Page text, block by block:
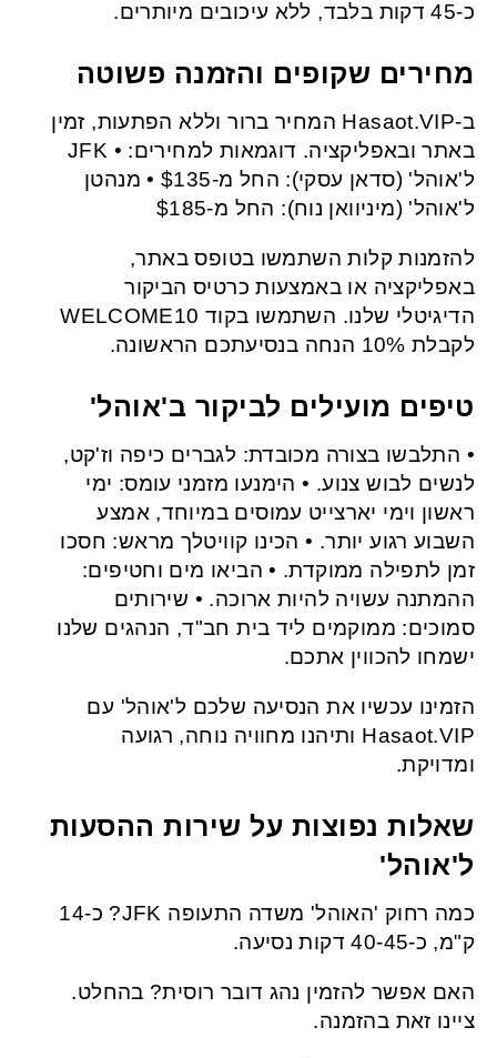
כ-45 דקות בלבד, ללא עיכובים מיותרים.
מחירים שקופים והזמנה פשוטה
ב-Hasaot.VIP המחיר ברור וללא הפתעות, זמין
באתר ובאפליקציה. דוגמאות למחירים: • JFK
ל'אוהל' (סדאן עסקי): החל מ-$135 • מנהטן
ל'אוהל' (מיניוואן נוח): החל מ-$185
להזמנות קלות השתמשו בטופס באתר,
באפליקציה או באמצעות כרטיס הביקור
הדיגיטלי שלנו. השתמשו בקוד WELCOME10
לקבלת 10% הנחה בנסיעתכם הראשונה.
טיפים מועילים לביקור ב'אוהל'
• התלבשו בצורה מכובדת: לגברים כיפה וז'קט,
לנשים לבוש צנוע. • הימנעו מזמני עומס: ימי
ראשון וימי יארצייט עמוסים במיוחד, אמצע
השבוע רגוע יותר. • הכינו קוויטלך מראש: חסכו
זמן לתפילה ממוקדת. • הביאו מים וחטיפים:
ההמתנה עשויה להיות ארוכה. • שירותים
סמוכים: ממוקמים ליד בית חב"ד, הנהגים שלנו
ישמחו להכווין אתכם.
הזמינו עכשיו את הנסיעה שלכם ל'אוהל' עם
Hasaot.VIP ותיהנו מחוויה נוחה, רגועה
ומדויקת.
שאלות נפוצות על שירות ההסעות
ל'אוהל'
כמה רחוק 'האוהל' משדה התעופה JFK? כ-14
ק"מ, כ-40-45 דקות נסיעה.
האם אפשר להזמין נהג דובר רוסית? בהחלט.
ציינו זאת בהזמנה.